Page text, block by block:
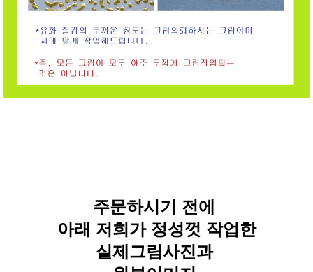
주문하시기 전에
아래 저희가 정성껏 작업한
실제그림사진과